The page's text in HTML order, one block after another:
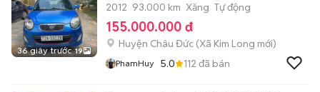
36 giây trước 19
2012 93.000 km Xăng Tự động
155.000.000 đ
Huyện Châu Đức (Xã Kim Long mới)
PhamHuy 5.0 112 đã bán